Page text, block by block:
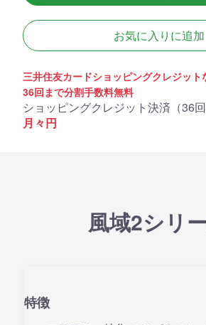
お気に入りに追加
三井住友カードショッピングクレジット
36回まで分割手数料無料
ショッピングクレジット決済（36回
月々円
風域2シリ
特徴